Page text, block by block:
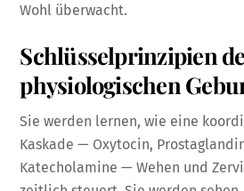
Wohl überwacht.
Schlüsselprinzipien
physiologischen
Sie werden lernen, wie eine
Kaskade — Oxytocin,
Katecholamine — Wehen und